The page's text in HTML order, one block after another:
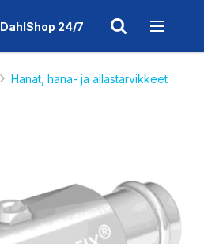
DahlShop 24/7
Hanat, hana- ja allastarvikkeet